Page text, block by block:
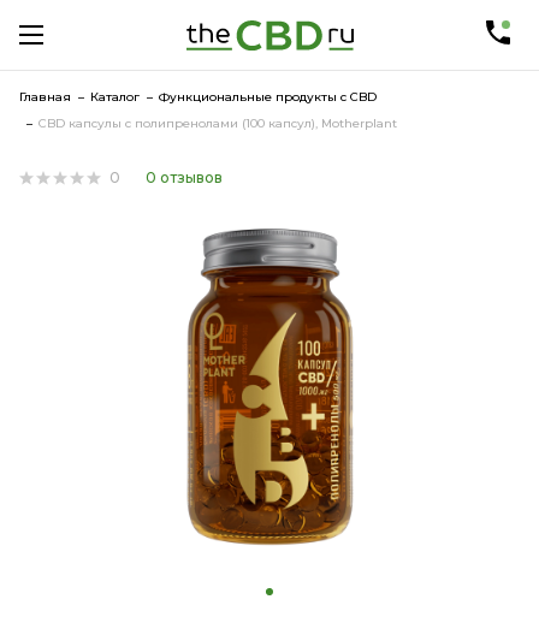
Главная Каталог
Функциональные продукты с CBD
CBD капсулы с полипренолами (100 капсул), Motherplant
0 0 отзывов